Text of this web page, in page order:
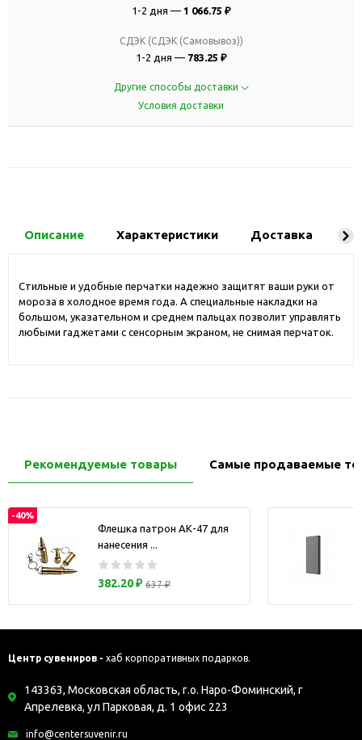
1-2 дня — 1 066.75 ₽
СДЭК (СДЭК (Самовывоз))
1-2 дня — 783.25 ₽
Другие способы доставки
Условия доставки
Описание Характеристики Доставка
Стильные и удобные перчатки надежно защитят ваши руки от
мороза в холодное время года. А специальные накладки на
большом, указательном и среднем пальцах позволит управлять
любыми гаджетами с сенсорным экраном, не снимая перчаток.
Рекомендуемые товары Самые продаваемые
-40%
Флешка патрон АК-47 для
нанесения ...
382.20 ₽ 637 ₽
Центр сувениров - хаб корпоративных подарков.
143363, Московская область, г.о. Наро-Фоминский, г
Апрелевка, ул Парковая, д. 1 офис 223
info@centersuvenir.ru